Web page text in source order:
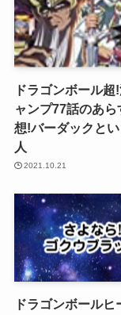
ドラゴンボール超
ャンプ77話のあ
想!バーダックと
人
2021.10.21
ドラゴンボールヒ